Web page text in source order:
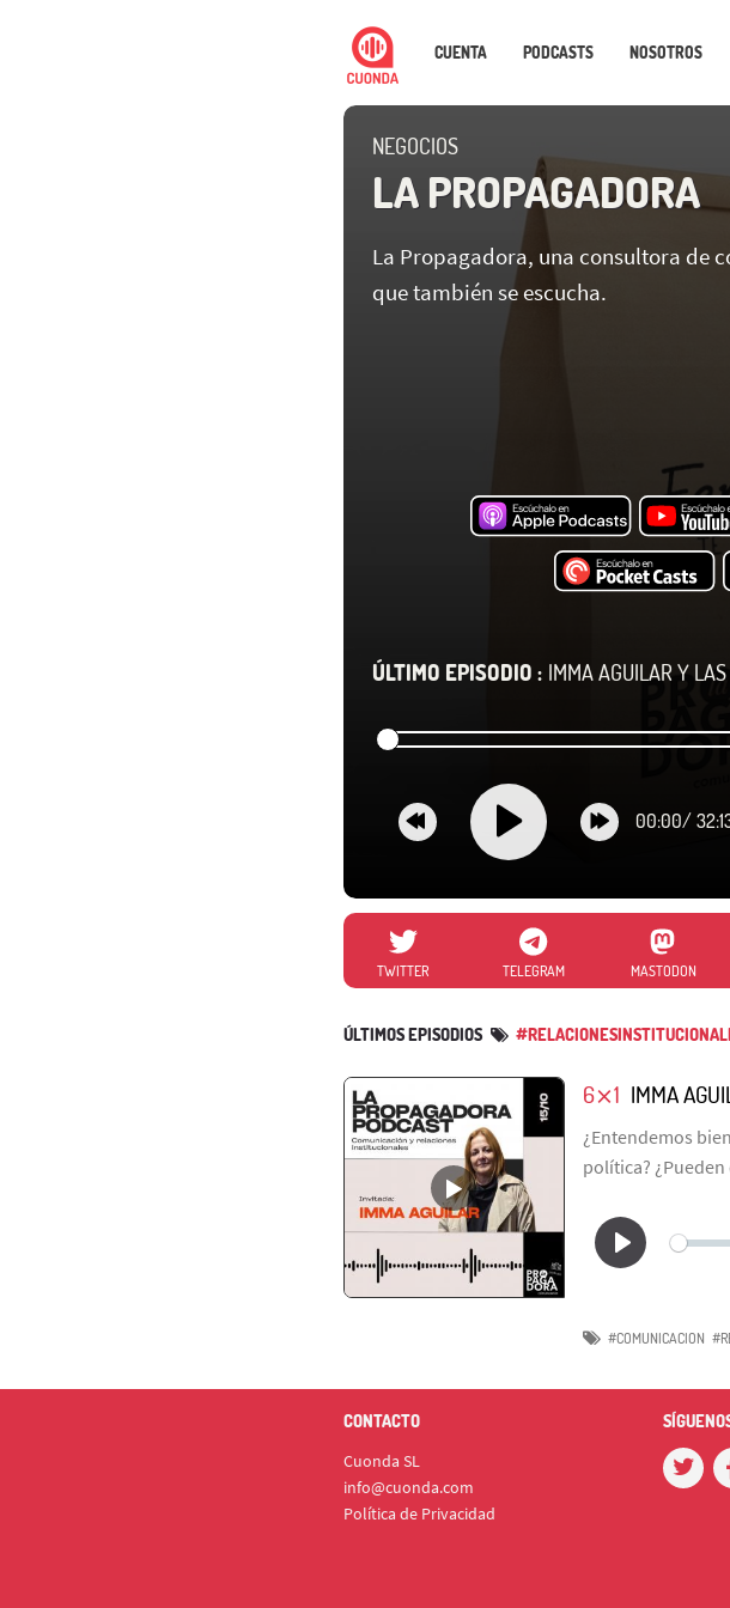
CUENTA PODCASTS NOSOTROS
NEGOCIOS
LA PROPAGADORA
La Propagadora, una consultora de
que también se escucha.
ÚLTIMO EPISODIO : IMMA AGUILAR Y
00:00/
TWITTER TELEGRAM MASTODON
ÚLTIMOS EPISODIOS
6⨯1 IMMA
¿Entendemos
política?
#COMUNICACION
CONTACTO
Cuonda SL
info@cuonda.com
Política de Privacidad